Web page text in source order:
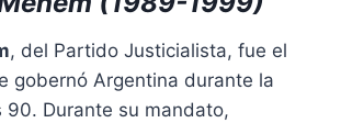
, del Partido Justicialista, fue el
gobernó Argentina durante la
90. Durante su mandato,